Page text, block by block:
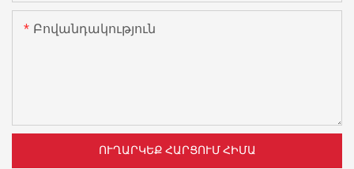
Բովանդակություն
ՈՒՂԱՐԿԵՔ ՀԱՐՑՈՒՄ ՀԻՄԱ